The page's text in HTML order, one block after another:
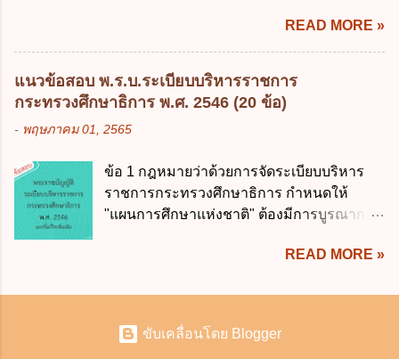
ห้างยังมีพอที่จะชำระหนี้ได้ และการที่จะบังคับเอาแก่ห้างนั้น
ไม่เป็นการยาก ซึ่งแล้วแต่ศาลจะเห็นสมควร ม.1071 (ต่างกับ
กรณีค้ำประกัน ม.689 ศาลใช้ดุลพินิจไม่ได้) 1.2) กรณีห้างหุ้น
ส่วน...
ไว้เป็นอย่างอื่น ซึ่งมีผลใช้บังคับตั้งแต่วันที่ 24 มกราคม 2566
เป็นต้นไป โดยในส่วนของศาลชั้นต้นมีสาระสำคัญ ดังนี้ เพื่อ
ประโยชน์ในการบริหารจัดการคดี ให้จำแนกลักษณะหรือ
ประเภทคดีออกเป็น 3 ประเภท ดังนี้ (1) คดีจัดการพิเศษ คือ
คดีลักษณะที่ไม่มีความยุ่งยากซับซ้อนและมีแนวโน้มที่จะ
พิจารณาให้เสร็จได้ภายในนัดเดียว หรือในวันหนึ่งสามารถ
แทนการสืบพยานได้ หรือคดีประเภทอื่นที่ผู้รับผิดชอบใน
ราชการของศาลเห็นสมควรให้ดำเนินการอย่างคดีจัดการ
พิเศษ โดย ศาลจะพิจารณาพิพากษาคดีให้แล้วเสร็จ ภายใน 6
เดือน นับแต่วันรับฟ้อง ดังนี้ (ก) คดีแพ่ง 1) คดีมโนสาเร่
คดีไม่มีข้อยุ่งยาก หรือคดีผู้บริโภค ไม่ว่าจำเลยจะยื่นคำ
READ MORE »
แนวข้อสอบ พ.ร.บ.ระเบียบบริหารราชการ
กระทรวงศึกษาธิการ พ.ศ. 2546 (20 ข้อ)
- พฤษภาคม 01, 2565
ข้อ 1 กฎหมายว่าด้วยการจัดระเบียบบริหาร
ราชการกระทรวงศึกษาธิการ กำหนดให้
"แผนการศึกษาแห่งชาติ" ต้องมีการบูรณาการ
ศาสนา ข. วัฒนธรรม ค. กีฬา ง. เศรษฐกิจ ข้อ
แผนการศึกษาแห่งชาติ ก. คณะกรรมการ
อิสระเพื่อการปฏิรูปการศึกษา ข. คณะ
กรรมการอำนวยการปฏิรูปการศึกษา ค. สภา
READ MORE »
ขับเคลื่อนโดย Blogger